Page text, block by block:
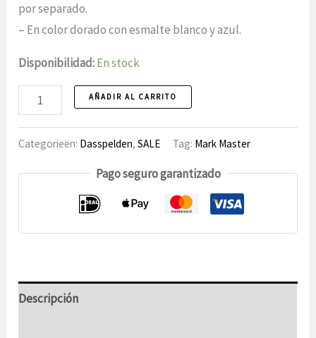
por separado.
– En color dorado con esmalte blanco y azul.
Disponibilidad:En stock
Mark
Master
Thatspeld
AÑADIR AL CARRITO
Categorieën: Dasspelden,SALE Tag: Mark Master
Pago seguro garantizado
Descripción